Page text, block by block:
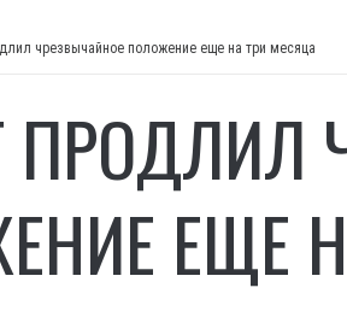
чрезвычайное положение еще на три месяца
ПРОДЛИЛ
ЕЩЕ